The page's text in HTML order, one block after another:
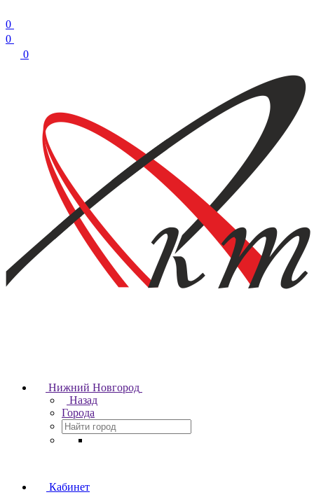
0
0
0
Нижний Новгород
Назад
Города
Кабинет